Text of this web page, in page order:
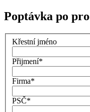
Poptávka po
Křestní jméno
Přijmení*
Firma*
PSČ*